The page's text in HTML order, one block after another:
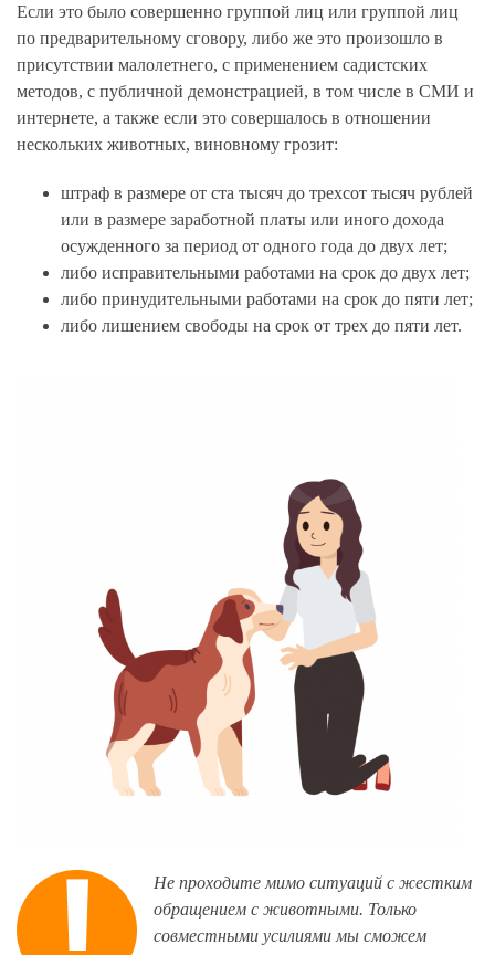
Если это было совершенно группой лиц или группой лиц
по предварительному сговору, либо же это произошло в
присутствии малолетнего, с применением садистских
методов, с публичной демонстрацией, в том числе в СМИ и
интернете, а также если это совершалось в отношении
нескольких животных, виновному грозит:
штраф в размере от ста тысяч до трехсот тысяч рублей
или в размере заработной платы или иного дохода
осужденного за период от одного года до двух лет;
либо исправительными работами на срок до двух лет;
либо принудительными работами на срок до пяти лет;
либо лишением свободы на срок от трех до пяти лет.
Не проходите мимо ситуаций с жестким
обращением с животными. Только
совместными усилиями мы сможем